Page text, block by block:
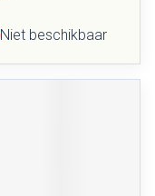
Niet beschikbaar